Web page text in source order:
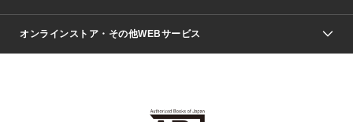
Vジャンプ
週刊ヤングジャンプ
少女マンガ
Seventeen
芸能・情報・スポーツ
文芸・文庫・総合
オンラインストア・その他WEBサービス